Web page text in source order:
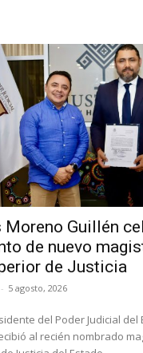
Moreno Guillén
de nuevo
de Justicia
- 5 agosto, 2026
del Poder Judicial del
al recién nombrado